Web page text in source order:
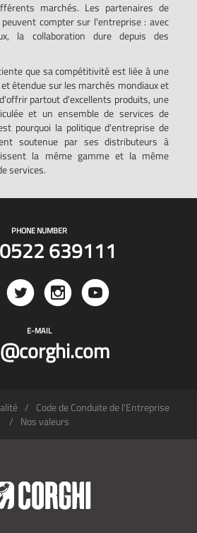
marchés. Les partenaires de
compter sur l'entreprise : avec
la collaboration dure depuis des
que sa compétitivité est liée à une
étendue sur les marchés mondiaux et
partout d'excellents produits, une
et un ensemble de services de
pourquoi la politique d'entreprise de
soutenue par ses distributeurs à
la même gamme et la même
services.
PHONE NUMBER
639111
E-MAIL
Code de Conduite de l'Entreprise
Nos valeurs